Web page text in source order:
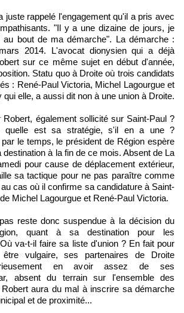
juste rappelé l'engagement qu'il a pris avec
"Il y a une dizaine de jours, je
au bout de ma démarche". La démarche :
2014. L'avocat dionysien qui a déjà
sur ce même sujet en début d'année,
Statu quo à Droite où trois candidats
: René-Paul Victoria, Michel Lagourgue et
elle, a aussi dit non à une union à Droite.
également sollicité sur Saint-Paul ?
quelle est sa stratégie, s'il en a une ?
le temps, le président de Région espère
destination à la fin de ce mois. Absent de La
pour cause de déplacement extérieur,
sa tactique pour ne pas paraître comme
cas où il confirme sa candidature à Saint-
Michel Lagourgue et René-Paul Victoria.
reste donc suspendue à la décision du
quant à sa destination pour les
va-t-il faire sa liste d'union ? En fait pour
vulgaire, ses partenaires de Droite
en avoir assez de ses
absent du terrain sur l'ensemble des
aura du mal à inscrire sa démarche
et de proximité...